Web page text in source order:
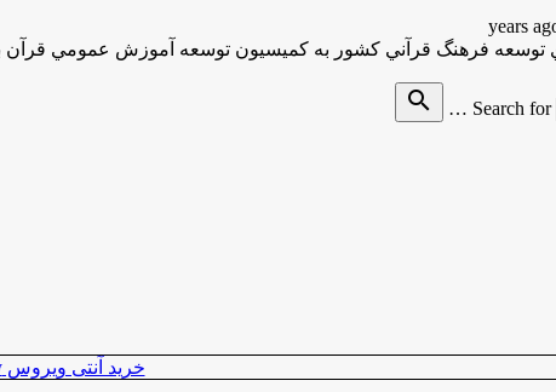
Search for
search
خرید آنتی ویروس Kaspersky